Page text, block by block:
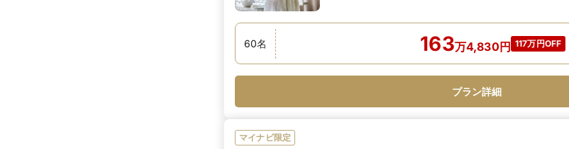
60名 163万4,830円 117万円OFF
プラン詳細
マイナビ限定